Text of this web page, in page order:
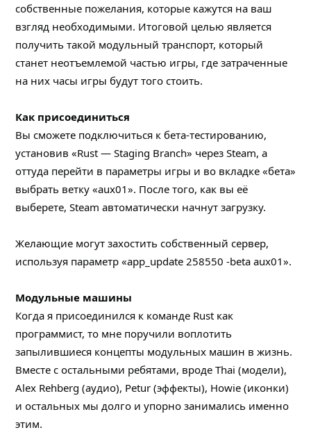
собственные пожелания, которые кажутся на ваш
взгляд необходимыми. Итоговой целью является
получить такой модульный транспорт, который
станет неотъемлемой частью игры, где затраченные
на них часы игры будут того стоить.
Как присоединиться
Вы сможете подключиться к бета-тестированию,
установив «Rust — Staging Branch» через Steam, а
оттуда перейти в параметры игры и во вкладке «бета»
выбрать ветку «aux01». После того, как вы её
выберете, Steam автоматически начнут загрузку.
Желающие могут захостить собственный сервер,
используя параметр «app_update 258550 -beta aux01».
Модульные машины
Когда я присоединился к команде Rust как
программист, то мне поручили воплотить
запылившиеся концепты модульных машин в жизнь.
Вместе с остальными ребятами, вроде Тhai (модели),
Alex Rehberg (аудио), Petur (эффекты), Howie (иконки)
и остальных мы долго и упорно занимались именно
этим.